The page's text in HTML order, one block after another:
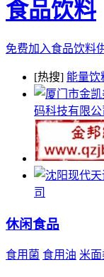
食品饮料
免费加入食品饮料
[热搜] 能量饮
码科技有限公
司
休闲食品
食用菌 食用油 米面